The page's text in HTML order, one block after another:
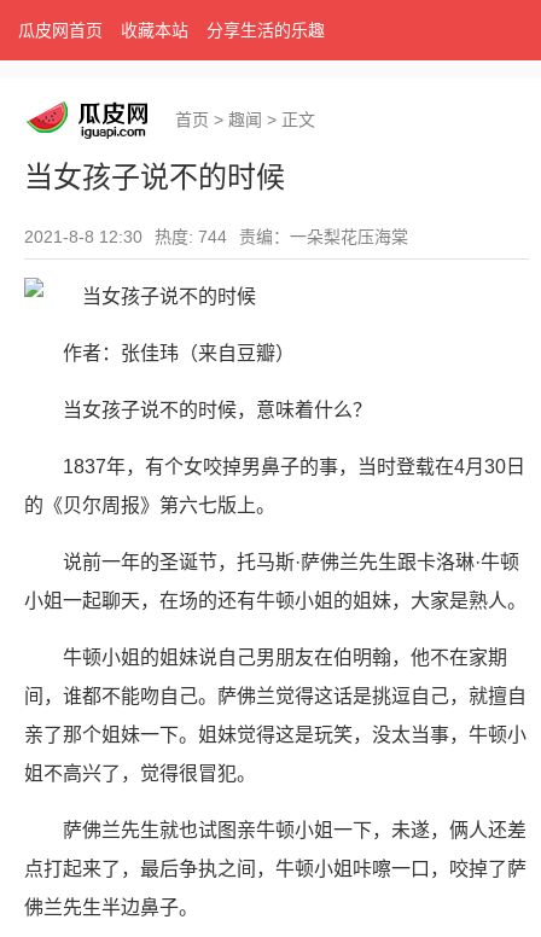
瓜皮网首页 收藏本站 分享生活的乐趣
首页 > 趣闻 > 正文
当女孩子说不的时候
2021-8-8 12:30 热度: 744 责编：一朵梨花压海棠
作者：张佳玮（来自豆瓣）
当女孩子说不的时候，意味着什么？
1837年，有个女咬掉男鼻子的事，当时登载在4月30日
的《贝尔周报》第六七版上。
说前一年的圣诞节，托马斯·萨佛兰先生跟卡洛琳·牛顿
小姐一起聊天，在场的还有牛顿小姐的姐妹，大家是熟人。
牛顿小姐的姐妹说自己男朋友在伯明翰，他不在家期
间，谁都不能吻自己。萨佛兰觉得这话是挑逗自己，就擅自
亲了那个姐妹一下。姐妹觉得这是玩笑，没太当事，牛顿小
姐不高兴了，觉得很冒犯。
萨佛兰先生就也试图亲牛顿小姐一下，未遂，俩人还差
点打起来了，最后争执之间，牛顿小姐咔嚓一口，咬掉了萨
佛兰先生半边鼻子。